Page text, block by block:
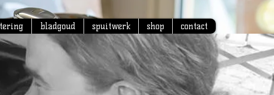
bladgoud spuitwerk shop contact